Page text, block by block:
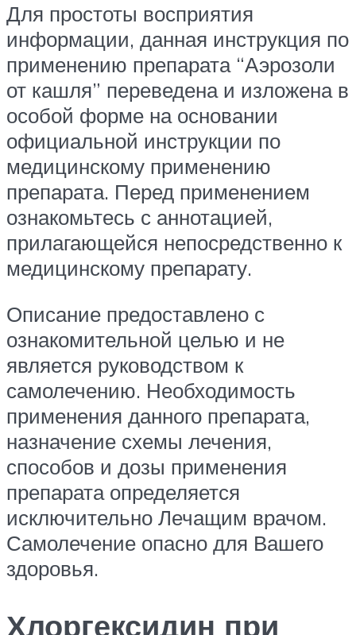
Для простоты восприятия
информации, данная инструкция по
применению препарата “Аэрозоли
от кашля” переведена и изложена в
особой форме на основании
официальной инструкции по
медицинскому применению
препарата. Перед применением
ознакомьтесь с аннотацией,
прилагающейся непосредственно к
медицинскому препарату.
Описание предоставлено с
ознакомительной целью и не
является руководством к
самолечению. Необходимость
применения данного препарата,
назначение схемы лечения,
способов и дозы применения
препарата определяется
исключительно Лечащим врачом.
Самолечение опасно для Вашего
здоровья.
Хлоргексидин при